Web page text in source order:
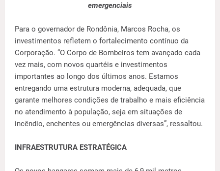
emergenciais
Para o governador de Rondônia, Marcos Rocha, os
investimentos refletem o fortalecimento contínuo da
Corporação. “O Corpo de Bombeiros tem avançado cada
vez mais, com novos quartéis e investimentos
importantes ao longo dos últimos anos. Estamos
entregando uma estrutura moderna, adequada, que
garante melhores condições de trabalho e mais eficiência
no atendimento à população, seja em situações de
incêndio, enchentes ou emergências diversas”, ressaltou.
INFRAESTRUTURA ESTRATÉGICA